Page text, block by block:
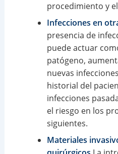
procedimiento y
Infecciones en
presencia de
puede actuar
patógeno,
nuevas
historial del
infecciones
el riesgo en los
siguientes.
Materiales